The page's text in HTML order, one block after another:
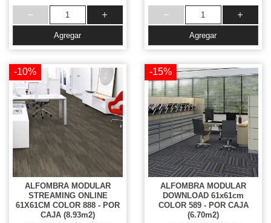
Agregar Agregar
-10%
ALFOMBRA MODULAR
STREAMING ONLINE
61X61CM COLOR 888 - POR
CAJA (8.93m2)
-15%
ALFOMBRA MODULAR
DOWNLOAD 61x61cm
COLOR 589 - POR CAJA
(6.70m2)